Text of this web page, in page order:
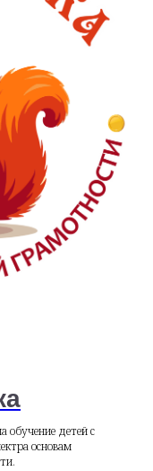
обучение детей с
основам